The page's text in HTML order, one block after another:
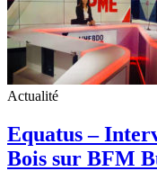
Actualité
Equatus –
Bois sur BFM